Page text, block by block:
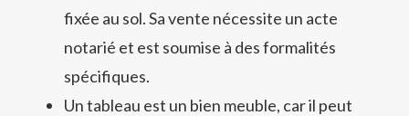
fixée au sol. Sa vente nécessite un acte
notarié et est soumise à des formalités
spécifiques.
Un tableau est un bien meuble, car il peut